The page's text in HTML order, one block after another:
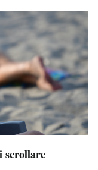
scrollare